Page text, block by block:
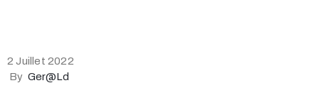
2 Juillet 2022
By Ger@ld